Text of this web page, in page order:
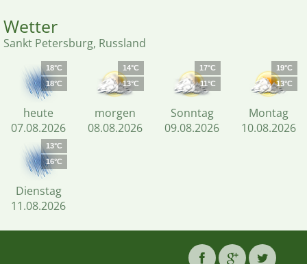
Wetter
Sankt Petersburg, Russland
18°C
18°C
heute
07.08.2026
14°C
13°C
morgen
08.08.2026
17°C
11°C
Sonntag
09.08.2026
19°C
13°C
Montag
10.08.2026
13°C
16°C
Dienstag
11.08.2026